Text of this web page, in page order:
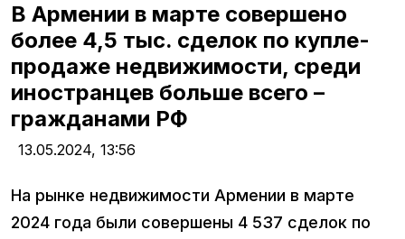
В Армении в марте совершено
более 4,5 тыс. сделок по купле-
продаже недвижимости, среди
иностранцев больше всего –
гражданами РФ
13.05.2024, 13:56
На рынке недвижимости Армении в марте
2024 года были совершены 4 537 сделок по